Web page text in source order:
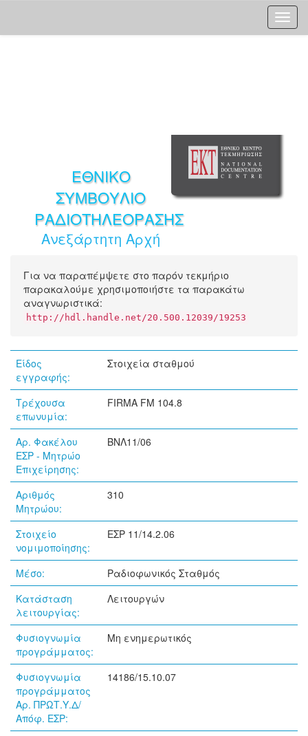
ΕΘΝΙΚΟ
ΣΥΜΒΟΥΛΙΟ
ΡΑΔΙΟΤΗΛΕΟΡΑΣΗΣ
Ανεξάρτητη Αρχή
Για να παραπέμψετε στο παρόν τεκμήριο
παρακαλούμε χρησιμοποιήστε τα παρακάτω
αναγνωριστικά:
http://hdl.handle.net/20.500.12039/19253
Είδος
εγγραφής:
Στοιχεία σταθμού
Τρέχουσα
επωνυμία:
FIRMA FM 104.8
Αρ. Φακέλου
ΕΣΡ - Μητρώο
Επιχείρησης:
ΒΝΛ11/06
Αριθμός
Μητρώου:
310
Στοιχείο
νομιμοποίησης:
ΕΣΡ 11/14.2.06
Μέσο:
Ραδιοφωνικός Σταθμός
Κατάσταση
λειτουργίας:
Λειτουργών
Φυσιογνωμία
προγράμματος:
Μη ενημερωτικός
Φυσιογνωμία
προγράμματος
Αρ. ΠΡΩΤ.Υ.Δ/
Απόφ. ΕΣΡ:
14186/15.10.07